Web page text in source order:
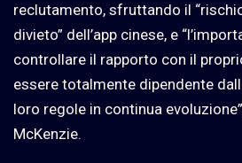
reclutamento, sfruttando il
divieto” dell’app cinese, e
controllare il rapporto con il
essere totalmente dipendente
loro regole in continua
McKenzie.